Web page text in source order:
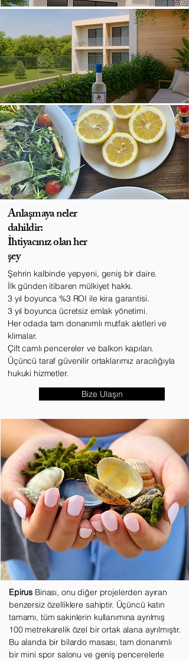
Anlaşmaya neler
dahildir:
İhtiyacınız olan her
şey
Şehrin kalbinde yepyeni, geniş bir daire.
İlk günden itibaren mülkiyet hakkı.
3 yıl boyunca %3 ROI ile kira garantisi.
3 yıl boyunca ücretsiz emlak yönetimi.
Her odada tam donanımlı mutfak aletleri ve
klimalar.
Çift camlı pencereler ve balkon kapıları.
Üçüncü taraf güvenilir ortaklarımız aracılığıyla
hukuki hizmetler.
Bize Ulaşın
Epirus Binası, onu diğer projelerden ayıran
benzersiz özelliklere sahiptir. Üçüncü katın
tamamı, tüm sakinlerin kullanımına ayrılmış
100 metrekarelik özel bir ortak alana ayrılmıştır.
Bu alanda bir bilardo masası, tam donanımlı
bir mini spor salonu ve geniş pencerelerle